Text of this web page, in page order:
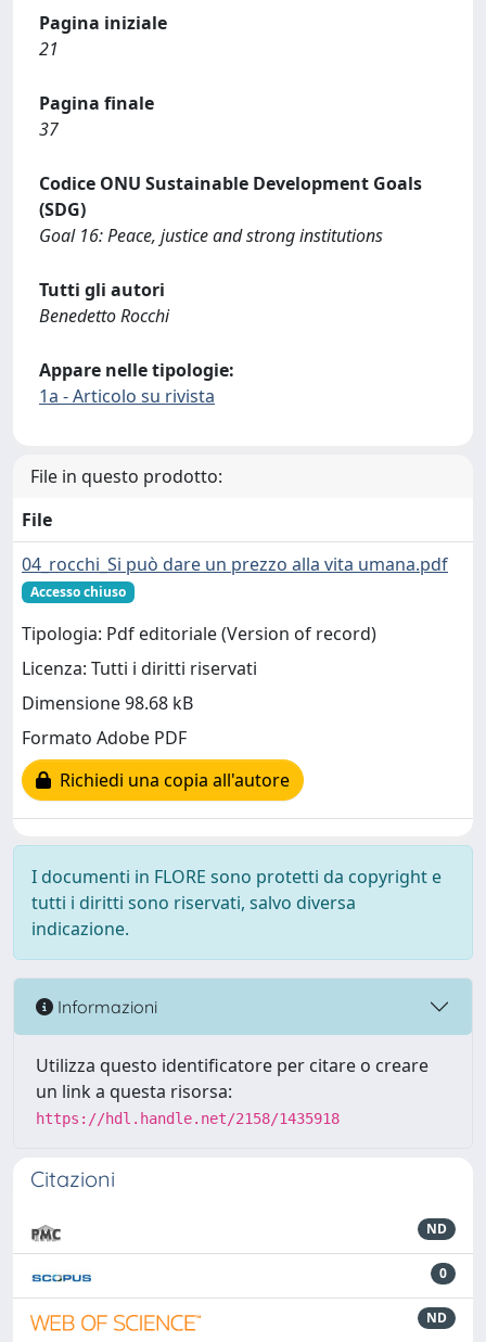
Pagina iniziale
21
Pagina finale
37
Codice ONU Sustainable Development Goals
(SDG)
Goal 16: Peace, justice and strong institutions
Tutti gli autori
Benedetto Rocchi
Appare nelle tipologie:
1a - Articolo su rivista
File in questo prodotto:
File
04_rocchi_Si può dare un prezzo alla vita umana.pdf
Accesso chiuso
Tipologia: Pdf editoriale (Version of record)
Licenza: Tutti i diritti riservati
Dimensione 98.68 kB
Formato Adobe PDF
Richiedi una copia all'autore
I documenti in FLORE sono protetti da copyright e
tutti i diritti sono riservati, salvo diversa
indicazione.
Informazioni
Utilizza questo identificatore per citare o creare
un link a questa risorsa:
https://hdl.handle.net/2158/1435918
Citazioni
ND
0
ND